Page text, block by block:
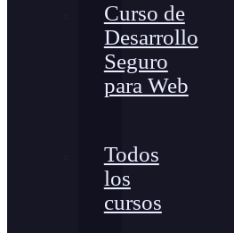
Curso de
Desarrollo
Seguro
para Web
Todos
los
cursos